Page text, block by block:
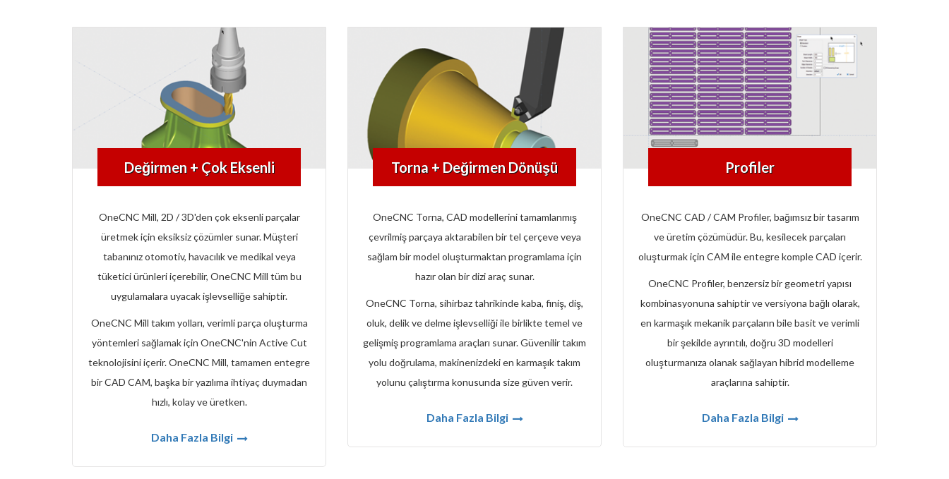
Değirmen + Çok Eksenli
OneCNC Mill, 2D / 3D'den çok eksenli parçalar
üretmek için eksiksiz çözümler sunar. Müşteri
tabanınız otomotiv, havacılık ve medikal veya
tüketici ürünleri içerebilir, OneCNC Mill tüm bu
uygulamalara uyacak işlevselliğe sahiptir.
OneCNC Mill takım yolları, verimli parça oluşturma
yöntemleri sağlamak için OneCNC'nin Active Cut
teknolojisini içerir. OneCNC Mill, tamamen entegre
bir CAD CAM, başka bir yazılıma ihtiyaç duymadan
hızlı, kolay ve üretken.
Daha Fazla Bilgi
Torna + Değirmen Dönüşü
OneCNC Torna, CAD modellerini tamamlanmış
çevrilmiş parçaya aktarabilen bir tel çerçeve veya
sağlam bir model oluşturmaktan programlama için
hazır olan bir dizi araç sunar.
OneCNC Torna, sihirbaz tahrikinde kaba, finiş, diş,
oluk, delik ve delme işlevselliği ile birlikte temel ve
gelişmiş programlama araçları sunar. Güvenilir takım
yolu doğrulama, makinenizdeki en karmaşık takım
yolunu çalıştırma konusunda size güven verir.
Daha Fazla Bilgi
Profiler
OneCNC CAD / CAM Profiler, bağımsız bir tasarım
ve üretim çözümüdür. Bu, kesilecek parçaları
oluşturmak için CAM ile entegre komple CAD içerir.
OneCNC Profiler, benzersiz bir geometri yapısı
kombinasyonuna sahiptir ve versiyona bağlı olarak,
en karmaşık mekanik parçaların bile basit ve verimli
bir şekilde ayrıntılı, doğru 3D modelleri
oluşturmanıza olanak sağlayan hibrid modelleme
araçlarına sahiptir.
Daha Fazla Bilgi